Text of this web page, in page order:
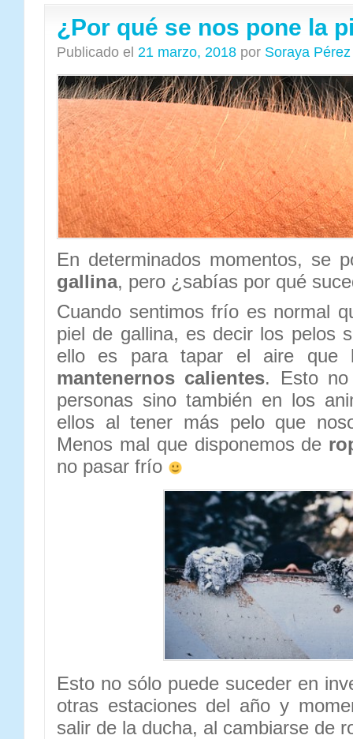
¿Por qué se nos pone la
Publicado el 21 marzo, 2018 por Soraya Pérez
En determinados momentos, se
gallina, pero ¿sabías por qué
Cuando sentimos frío es normal
piel de gallina, es decir los pelos
ello es para tapar el aire que
mantenernos calientes. Esto
personas sino también en los
ellos al tener más pelo que
Menos mal que disponemos de
no pasar frío
Esto no sólo puede suceder en
otras estaciones del año y
salir de la ducha, al cambiarse de